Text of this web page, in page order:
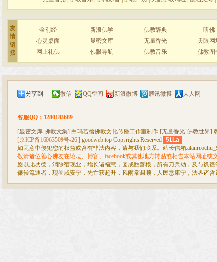
友
情
链
接
金刚经 新浪佛学 佛教辞典
听佛
心灵桌面
显密文库 无量香光
天眼网
网上礼佛
佛眼导航 佛教音乐 佛教图
分享到： 微信 QQ空间 新浪微博 腾讯微博 人人网
客服QQ：1280183689
[显密文库·佛教文集] 白玛若拙佛教文化传播工作室制作 [无量香光·佛教世界]
[京ICP备16063509号-26 ] goodweb.top Copyrights Reserved 51La
如无意中侵犯您的权益或含有非法内容，请与我们联系。站长信箱
敬请诸位善心佛友在论坛、博客、facebook或其他地方转贴或相告本站网址或
愿以此功德，消除宿现业，增长诸福慧，圆成胜善根，所有刀兵劫，及与饥
辗转流通者，现眷咸安宁，先亡获超升，风雨常调顺，人民悉康宁，法界诸含